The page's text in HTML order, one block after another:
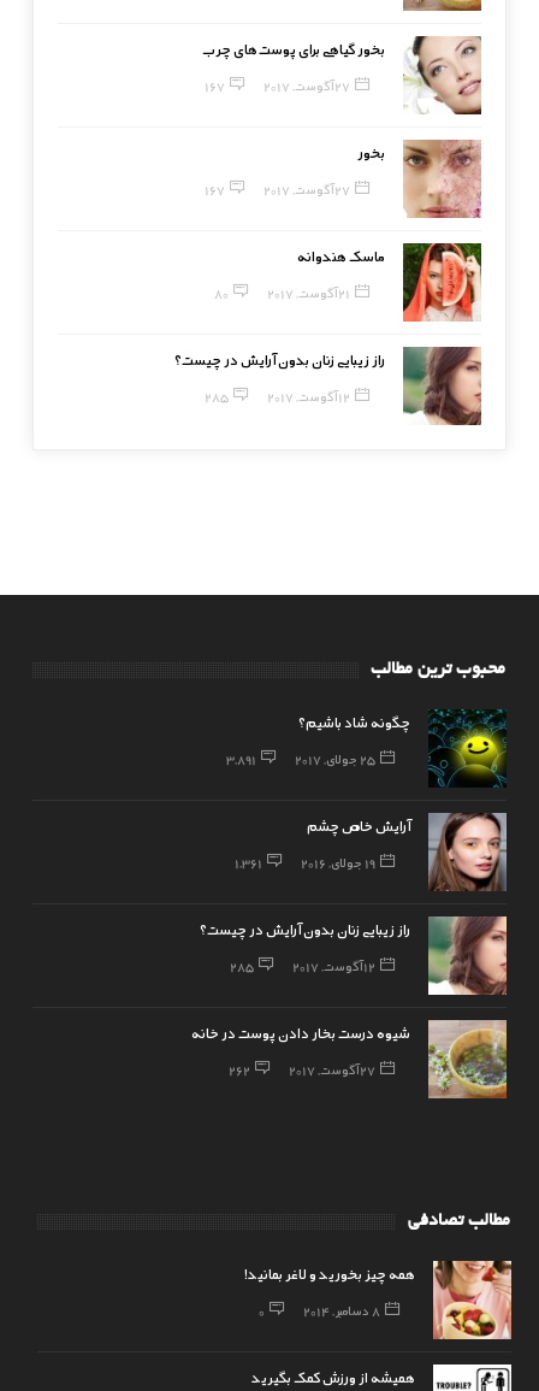
بخور گیاهی برای پوست‌های چرب
27 آگوست, 2017 167
بخور
27 آگوست, 2017 167
ماسک هندوانه
21 آگوست, 2017 80
راز زیبایی زنان بدون آرایش در چیست؟
12 آگوست, 2017 285
محبوب ترین مطالب
چگونه شاد باشیم؟
25 جولای, 2017 3,891
آرایش خاص چشم
19 جولای, 2016 1,361
راز زیبایی زنان بدون آرایش در چیست؟
12 آگوست, 2017 285
شیوه درست بخار دادن پوست در خانه
27 آگوست, 2017 262
مطالب تصادفی
همه چیز بخورید و لاغر بمانید!
8 دسامبر, 2014 0
همیشه از ورزش کمک بگیرید